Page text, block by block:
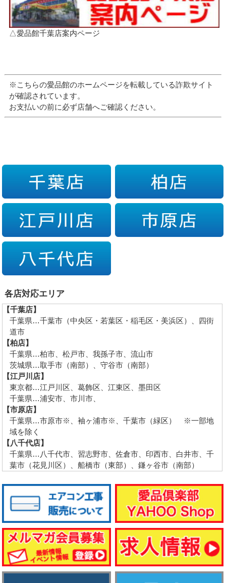
△愛品館千葉店案内ページ
※こちらの愛品館のホームページを転載している詐欺サイト
が確認されています。
お支払いの前に必ず店舗へご確認ください。
各店対応エリア
【千葉店】
千葉県…千葉市（中央区・若葉区・稲毛区・美浜区）、四街
道市
【柏店】
千葉県…柏市、松戸市、我孫子市、流山市
茨城県…取手市（南部）、守谷市（南部）
【江戸川店】
東京都…江戸川区、葛飾区、江東区、墨田区
千葉県…浦安市、市川市、
【市原店】
千葉県…市原市※、袖ヶ浦市※、千葉市（緑区） ※一部地
域を除く
【八千代店】
千葉県…八千代市、習志野市、佐倉市、印西市、白井市、千
葉市（花見川区）、船橋市（東部）、鎌ヶ谷市（南部）